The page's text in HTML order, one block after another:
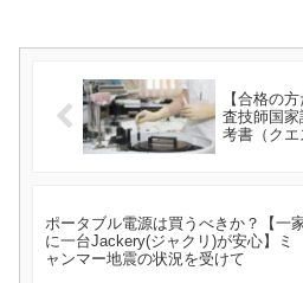
【合格の
査技師国
考書（クエ
ポータブル電源は買うべきか？【一
に一台Jackery(ジャクリ)が安心】ミ
ャンマー地震の状況を受けて